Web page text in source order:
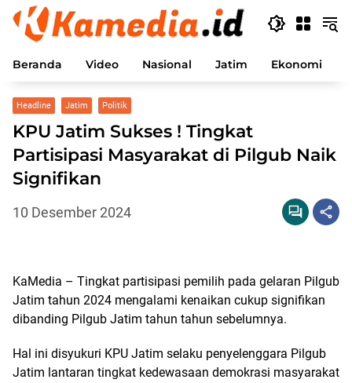
Langsung
konten
Beranda Video Nasional Jatim Ekonomi
Headline Jatim Politik
KPU Jatim Sukses ! Tingkat
Partisipasi Masyarakat di Pilgub Naik
Signifikan
10 Desember 2024
KaMedia – Tingkat partisipasi pemilih pada gelaran Pilgub
Jatim tahun 2024 mengalami kenaikan cukup signifikan
dibanding Pilgub Jatim tahun tahun sebelumnya.
Hal ini disyukuri KPU Jatim selaku penyelenggara Pilgub
Jatim lantaran tingkat kedewasaan demokrasi masyarakat